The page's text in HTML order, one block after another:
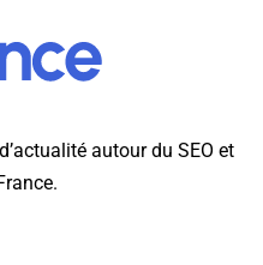
autour du SEO et